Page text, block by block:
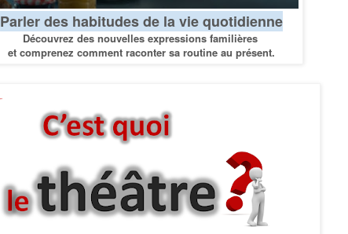
Parler des habitudes de la vie quotidienne
Découvrez des nouvelles expressions familières
et comprenez comment raconter sa routine au présent.